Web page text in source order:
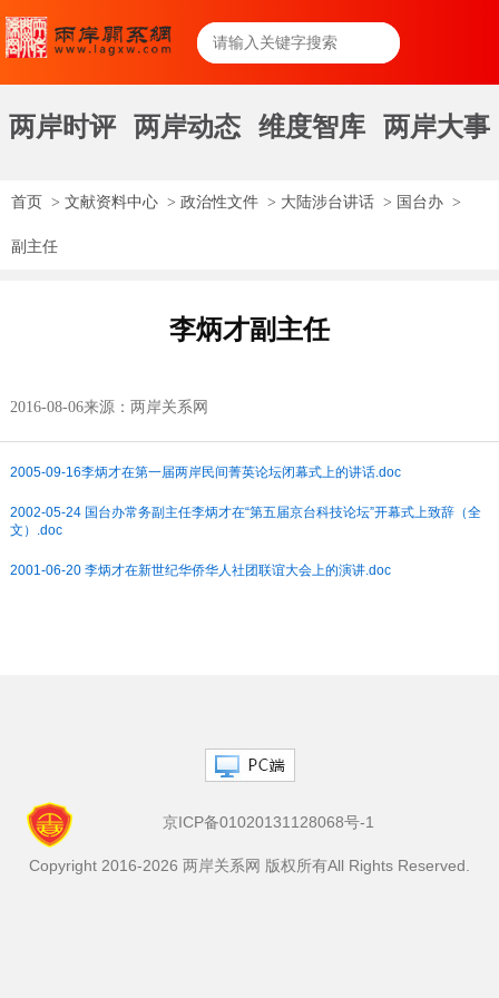
两岸时评 两岸动态 维度智库 两岸大事
首页 > 文献资料中心 > 政治性文件 > 大陆涉台讲话 > 国台办 >
副主任
李炳才副主任
2016-08-06来源：两岸关系网
2005-09-16李炳才在第一届两岸民间菁英论坛闭幕式上的讲话.doc
2002-05-24 国台办常务副主任李炳才在“第五届京台科技论坛”开幕式上致辞（全
文）.doc
2001-06-20 李炳才在新世纪华侨华人社团联谊大会上的演讲.doc
京ICP备01020131128068号-1
Copyright 2016-2026 两岸关系网 版权所有All Rights Reserved.